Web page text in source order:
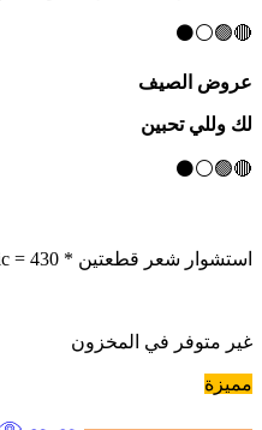
🔴🟢⚪⚫
عروض الصيف
لك وللي تحبين
🔴🟢⚪⚫
استشوار شعر قطعتين * = 430 درهم
غير متوفر في المخزون
مميزة